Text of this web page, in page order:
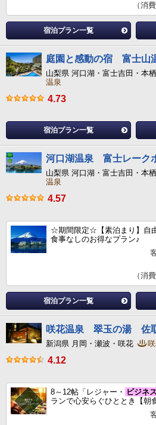
（消
宿泊プラン一覧
庭園と感動の宿 富士山
山梨県 河口湖・富士吉田・本
温泉
4.73
宿泊プラン一覧
河口湖温泉 富士レーク
山梨県 河口湖・富士吉田・本
温泉
4.57
☆期間限定☆【素泊まり】自
食事なしのお得なプラン♪
（消
宿泊プラン一覧
咲花温泉 翠玉の湯 佐
新潟県 月岡・瀬波・咲花
4.12
8～12帖「レジャー・ ビジネス
ランで心安らぐひととき【朝